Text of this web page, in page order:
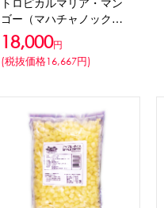
ゴー（マハチャノック）
チャンク
18,000円
(税抜価格16,667円)